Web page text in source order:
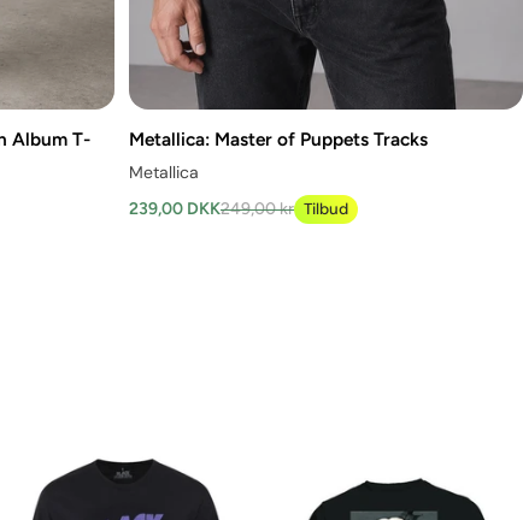
Album T-
Metallica: Master of Puppets Tracks
Metallica
239,00 DKK249,00 kr Tilbud